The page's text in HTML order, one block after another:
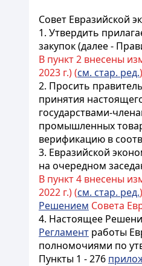
Совет Евразийской
1. Утвердить
закупок (далее -
В пункт 2 внесены
2023 г.) (см. стар. ред.)
2. Просить
принятия
государствами-
промышленных
верификацию в
3. Евразийской
на очередном
В пункт 4 внесены
2022 г.) (см. стар. ред.
Решением Совета
4. Настоящее
Регламент работы
полномочиями по
Пункты 1 - 276